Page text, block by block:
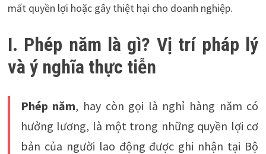
mất quyền lợi hoặc gây thiệt hại cho doanh nghiệp.
I. Phép năm là gì? Vị trí pháp lý
và ý nghĩa thực tiễn
Phép năm, hay còn gọi là nghỉ hàng năm có
hưởng lương, là một trong những quyền lợi cơ
bản của người lao động được ghi nhận tại Bộ